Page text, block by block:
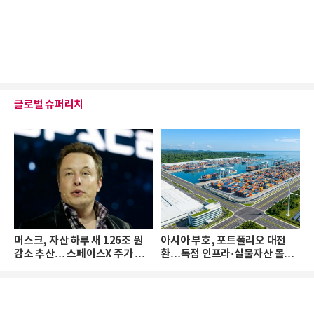
글로벌 슈퍼리치
머스크, 자산 하루 새 126조 원
감소 추산… 스페이스X 주가 하
아시아 부호, 포트폴리오 대전
환…독점 인프라·실물자산 몰린